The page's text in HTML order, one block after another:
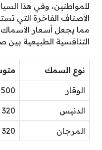
للمواطنين، وفي هذا
مما يجعل أسعار
التنافسية الطبيعية بين
نوع السمك
الوقار 500
الدنيس 320 إلى 400
المرجان 320 إلى 400